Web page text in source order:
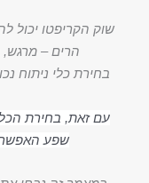
שוק הקריפטו יכול
הרים – מרגש,
בחירת כלי ניתוח
עם זאת, בחירת
שפע